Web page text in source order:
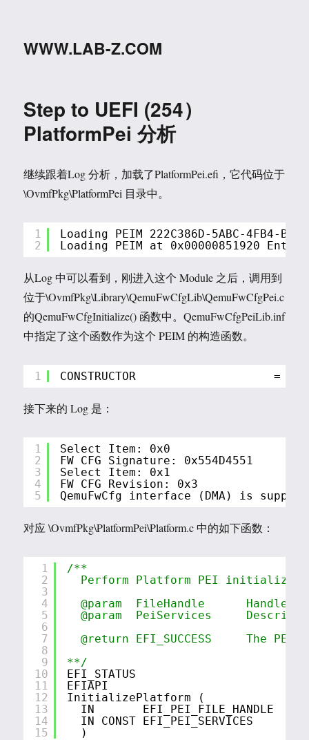
WWW.LAB-Z.COM
Step to UEFI (254）
PlatformPei 分析
继续跟着Log 分析，加载了PlatformPei.efi，它代码位于
\OvmfPkg\PlatformPei 目录中。
1
2
Loading PEIM 222C386D-5ABC-4FB4-
Loading PEIM at 0x00000851920
从Log 中可以看到，刚进入这个 Module 之后，调用到
位于\OvmfPkg\Library\QemuFwCfgLib\QemuFwCfgPei.c
的QemuFwCfgInitialize() 函数中。QemuFwCfgPeiLib.inf
中指定了这个函数作为这个 PEIM 的构造函数。
1 CONSTRUCTOR                    =
接下来的 Log 是：
1
2
3
4
5
Select Item: 0x0
FW CFG Signature: 0x554D4551
Select Item: 0x1
FW CFG Revision: 0x3
QemuFwCfg interface (DMA) is
对应 \OvmfPkg\PlatformPei\Platform.c 中的如下函数：
1
2
3
4
5
6
7
8
9
10
11
12
13
14
15
/**
Perform Platform PEI
@param  FileHandle
@param  PeiServices
@return EFI_SUCCESS     The
**/
EFI_STATUS
EFIAPI
InitializePlatform (
IN       EFI_PEI_FILE_HANDLE
IN CONST EFI_PEI_SERVICES
)